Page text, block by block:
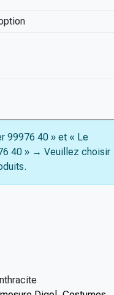
99976 40 » et « Le
40 »→ Veuillez choisir